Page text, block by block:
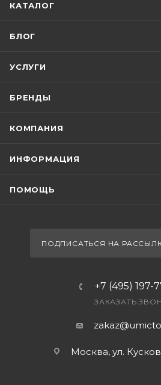
КАТАЛОГ
БЛОГ
УСЛУГИ
БРЕНДЫ
КОМПАНИЯ
ИНФОРМАЦИЯ
ПОМОЩЬ
ПОДПИСАТЬСЯ НА
+7 (495) 197-
ЗАКАЗАТЬ
Москва, ул.